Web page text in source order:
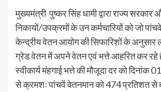
मुख्यमंत्री पुष्कर सिंह धामी द्वारा राज्य सरकार
निकायों/उपक्रमों के उन कर्मचारियों को जो
केन्द्रीय वेतन आयोग की सिफारिशों के अनुसार
ग्रेड वेतन में अपने वेतन एवं भत्ते आहरित कर रहे
स्वीकार्य मंहगाई भत्ते की मौजूदा दर को दिनांक
से क्रमशः पांचवें वेतनमान को 474 प्रतिशत से